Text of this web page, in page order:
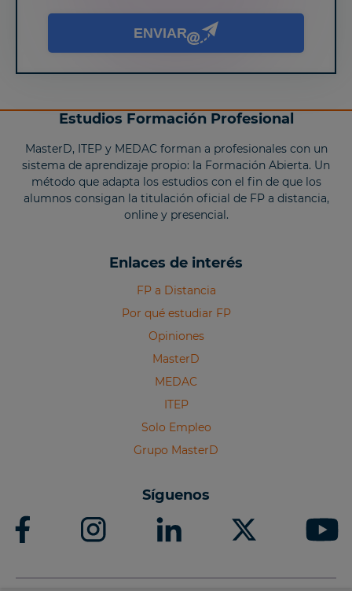
ENVIAR
Estudios Formación Profesional
MasterD, ITEP y MEDAC forman a profesionales con un
sistema de aprendizaje propio: la Formación Abierta. Un
método que adapta los estudios con el fin de que los
alumnos consigan la titulación oficial de FP a distancia,
online y presencial.
Enlaces de interés
FP a Distancia
Por qué estudiar FP
Opiniones
MasterD
MEDAC
ITEP
Solo Empleo
Grupo MasterD
Síguenos